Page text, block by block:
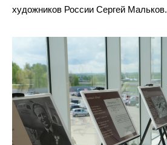
художников России Сергей Мальков.